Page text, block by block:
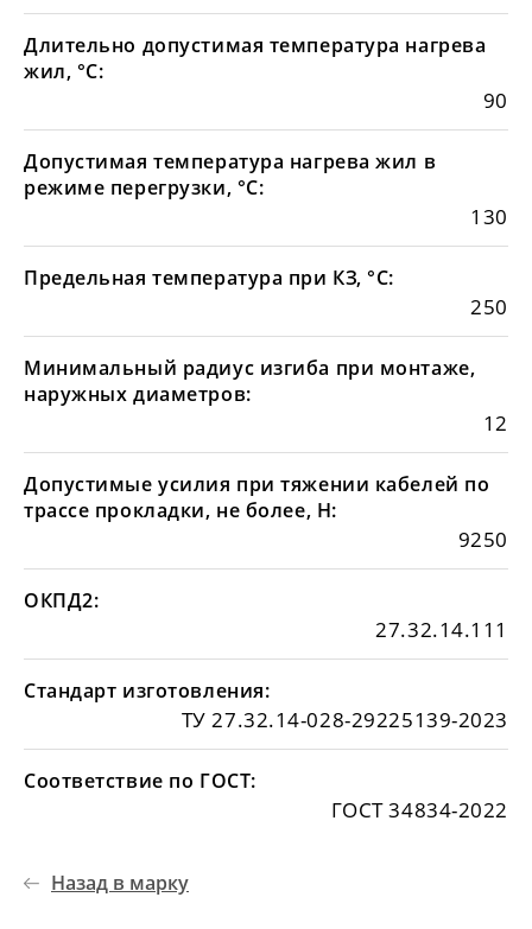
Длительно допустимая температура нагрева
жил, °С:
90
Допустимая температура нагрева жил в
режиме перегрузки, °С:
130
Предельная температура при КЗ, °С:
250
Минимальный радиус изгиба при монтаже,
наружных диаметров:
12
Допустимые усилия при тяжении кабелей по
трассе прокладки, не более, Н:
9250
ОКПД2:
27.32.14.111
Стандарт изготовления:
ТУ 27.32.14-028-29225139-2023
Соответствие по ГОСТ:
ГОСТ 34834-2022
Назад в марку